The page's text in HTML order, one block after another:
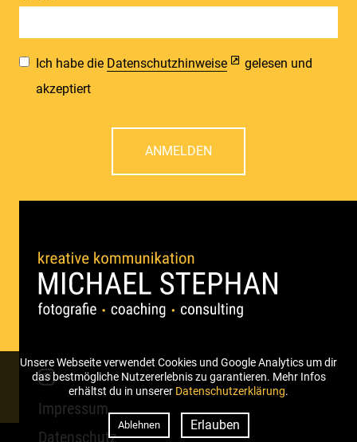
Ich habe die Datenschutzhinweise
gelesen und
akzeptiert
ANMELDEN
Impressum
Datenschutz
Unsere Webseite verwendet Cookies und Google Analytics um dir
das bestmögliche Nutzererlebnis zu garantieren. Mehr Infos
erhältst du in unserer Datenschutzerklärung.
Ablehnen Erlauben